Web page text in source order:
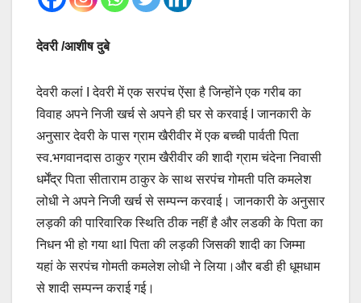
देवरी /आशीष दुबे
देवरी कलां I देवरी में एक सरपंच ऐंसा है जिन्होंने एक गरीब का
विवाह अपने निजी खर्च से अपने ही घर से करवाई I जानकारी के
अनुसार देवरी के पास ग्राम खैरीवीर में एक बच्ची पार्वती पिता
स्व.भगवानदास ठाकुर ग्राम खैरीवीर की शादी ग्राम चंदेना निवासी
धर्मेंद्र पिता सीताराम ठाकुर के साथ सरपंच गोमती पति कमलेश
लोधी ने अपने निजी खर्च से सम्पन्न करवाई। जानकारी के अनुसार
लड़की की पारिवारिक स्थिति ठीक नहीं है और लडकी के पिता का
निधन भी हो गया थाI पिता की लड़की जिसकी शादी का जिम्मा
यहां के सरपंच गोमती कमलेश लोधी ने लिया।और बडी ही धूमधाम
से शादी सम्पन्न कराई गई।